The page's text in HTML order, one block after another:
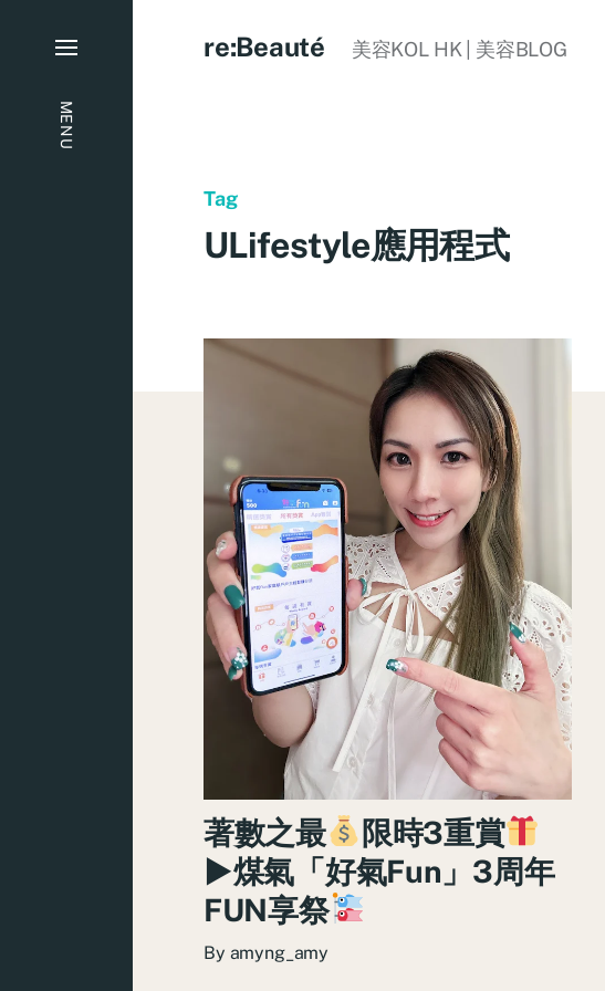
MENU
re:Beauté 美容KOL HK | 美容BLOG
Tag
ULifestyle應用程式
著數之最
限時3重賞
►煤氣「好氣Fun」3周年
FUN享祭
By amyng_amy